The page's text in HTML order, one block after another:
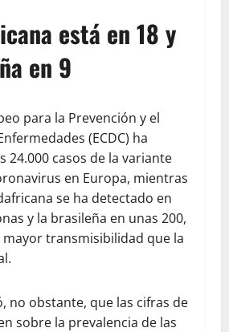
está en 18 y
en 9
para la Prevención y el
(ECDC) ha
24.000 casos de la variante
en Europa, mientras
se ha detectado en
y la brasileña en unas 200,
transmisibilidad que la
no obstante, que las cifras de
sobre la prevalencia de las